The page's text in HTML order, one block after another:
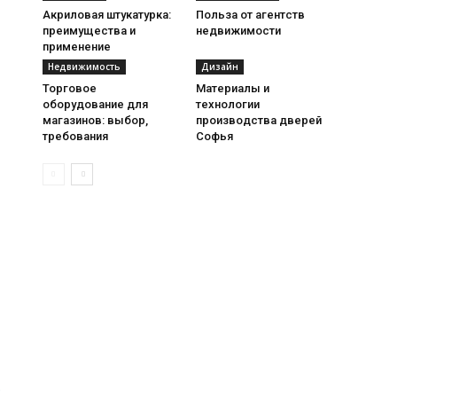
Акриловая штукатурка:
преимущества и
применение
Польза от агентств
недвижимости
Недвижимость
Торговое
оборудование для
магазинов: выбор,
требования
Дизайн
Материалы и
технологии
производства дверей
Софья